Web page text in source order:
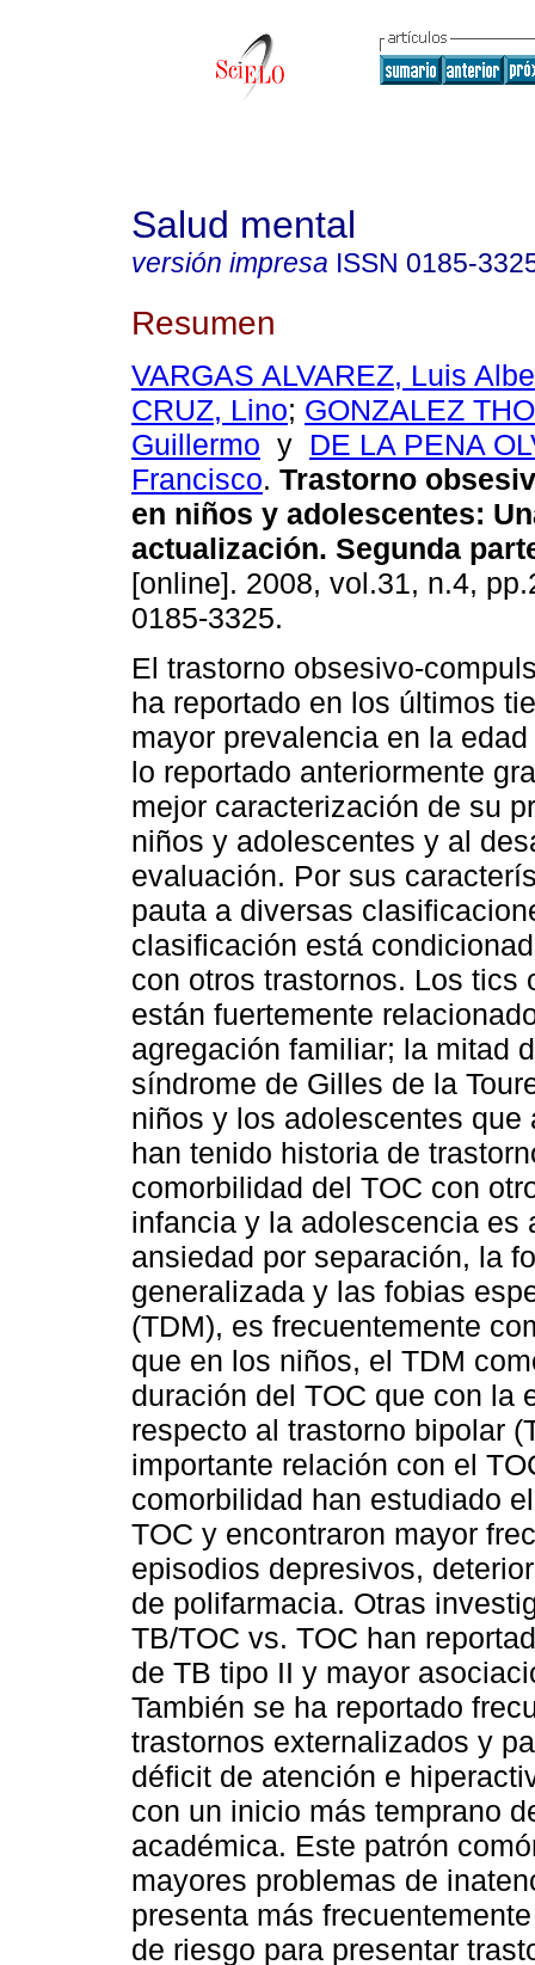
Salud mental
versión impresa ISSN 0185-
Resumen
VARGAS ALVAREZ, Luis
CRUZ, Lino; GONZALEZ
Guillermo y DE LA PENA
Francisco. Trastorno
en niños y adolescentes:
actualización. Segunda
[online]. 2008, vol.31, n.4,
0185-3325.
El trastorno obsesivo-
ha reportado en los últimos
mayor prevalencia en la
lo reportado anteriormente
mejor caracterización de su
niños y adolescentes y al
evaluación. Por sus
pauta a diversas
clasificación está
con otros trastornos. Los tics
están fuertemente
agregación familiar; la mitad
síndrome de Gilles de la
niños y los adolescentes que
han tenido historia de
comorbilidad del TOC con
infancia y la adolescencia es
ansiedad por separación, la
generalizada y las fobias
(TDM), es frecuentemente
que en los niños, el TDM
duración del TOC que con la
respecto al trastorno bipolar
importante relación con el
comorbilidad han estudiado
TOC y encontraron mayor
episodios depresivos,
de polifarmacia. Otras
TB/TOC vs. TOC han
de TB tipo II y mayor
También se ha reportado
trastornos externalizados y
déficit de atención e
con un inicio más temprano
académica. Este patrón
mayores problemas de
presenta más
de riesgo para presentar